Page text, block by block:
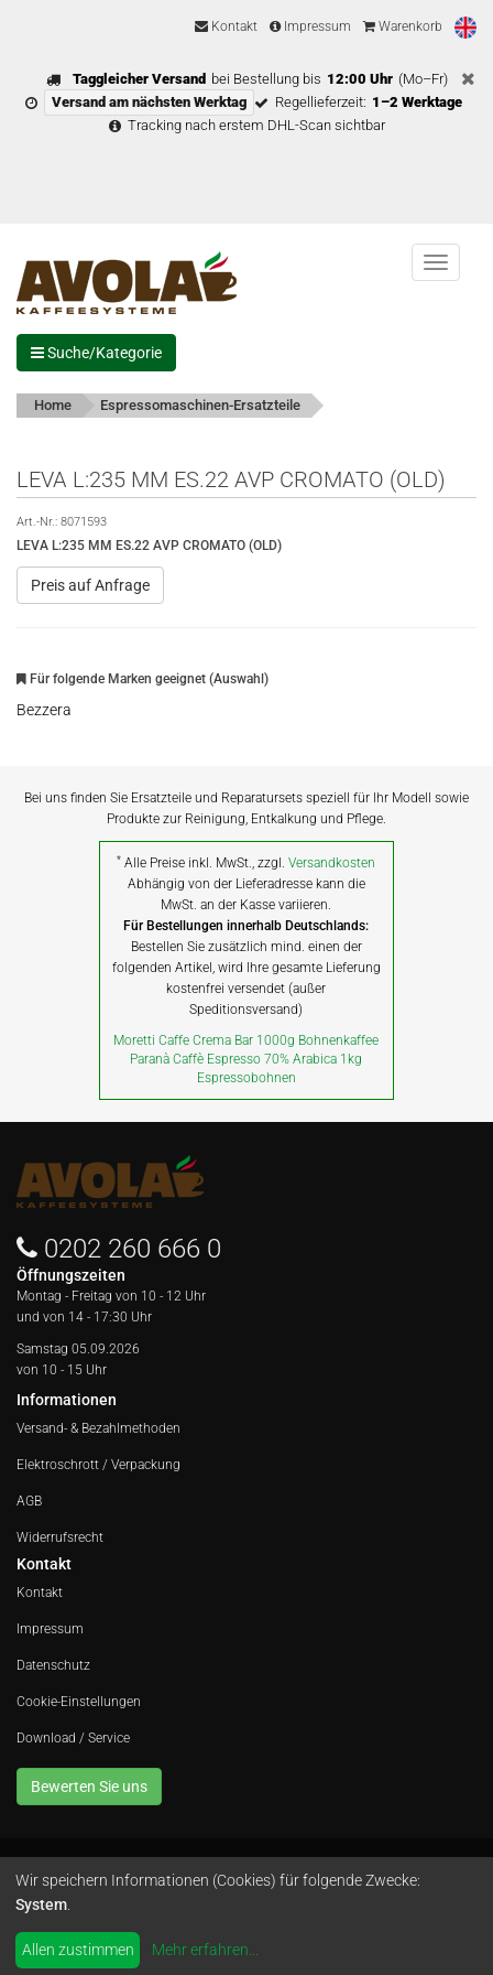
Kontakt Impressum Warenkorb
Taggleicher Versand bei Bestellung bis 12:00 Uhr (Mo–Fr)
Versand am nächsten Werktag
Regellieferzeit: 1–2 Werktage
Tracking nach erstem DHL-Scan sichtbar
Menu
Suche/Kategorie
Home Espressomaschinen-Ersatzteile
LEVA L:235 MM ES.22 AVP CROMATO (OLD)
Art.-Nr.: 8071593
LEVA L:235 MM ES.22 AVP CROMATO (OLD)
Preis auf Anfrage
Für folgende Marken geeignet (Auswahl)
Bezzera
Bei uns finden Sie Ersatzteile und Reparatursets speziell für Ihr Modell sowie
Produkte zur Reinigung, Entkalkung und Pflege.
* Alle Preise inkl. MwSt., zzgl.Versandkosten
Abhängig von der Lieferadresse kann die
MwSt. an der Kasse variieren.
Für Bestellungen innerhalb Deutschlands:
Bestellen Sie zusätzlich mind. einen der
folgenden Artikel, wird Ihre gesamte Lieferung
kostenfrei versendet (außer
Speditionsversand)
Moretti Caffe Crema Bar 1000g Bohnenkaffee
Paranà Caffè Espresso 70% Arabica 1kg
Espressobohnen
0202 260 666 0
Öffnungszeiten
Montag - Freitag von 10 - 12 Uhr
und von 14 - 17:30 Uhr
Samstag 05.09.2026
von 10 - 15 Uhr
Informationen
Versand- & Bezahlmethoden
Elektroschrott / Verpackung
AGB
Widerrufsrecht
Kontakt
Kontakt
Impressum
Datenschutz
Cookie-Einstellungen
Download / Service
Bewerten Sie uns
Avola GmbH • In der Fleute 52 • 42389 Wuppertal • Telefon 0202 260 666 0
Instagram
Wir speichern Informationen (Cookies) für folgende Zwecke:
System
Allen zustimmen Mehr erfahren...